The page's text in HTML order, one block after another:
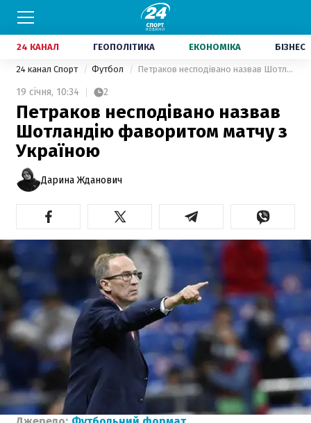
24 КАНАЛ ГЕОПОЛІТИКА ЕКОНОМІКА БІЗНЕС
24 канал Спорт Футбол Петраков несподівано назвав Шотландію фаворитом матчу з Україною
19 січня, 10:34 2
Петраков несподівано назвав
Шотландію фаворитом матчу з
Україною
Дарина Жданович